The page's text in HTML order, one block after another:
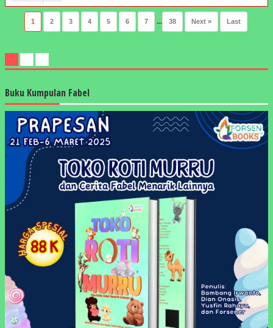
1 2 3 4 5 6 7 ... 38 Next » Last
Buku Kumpulan Fabel